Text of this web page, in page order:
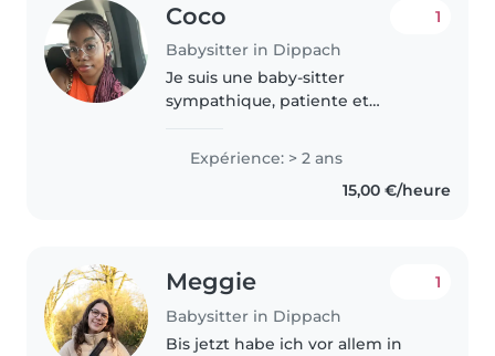
Coco
Babysitter in Dippach
1
Je suis une baby-sitter
sympathique, patiente et
d'expérience dans la garde de
tout-petits, d'enfants d'âge
préscolaire et d'élèves du
Expérience: > 2 ans
15,00 €/heure
Meggie
Babysitter in Dippach
1
Bis jetzt habe ich vor allem in